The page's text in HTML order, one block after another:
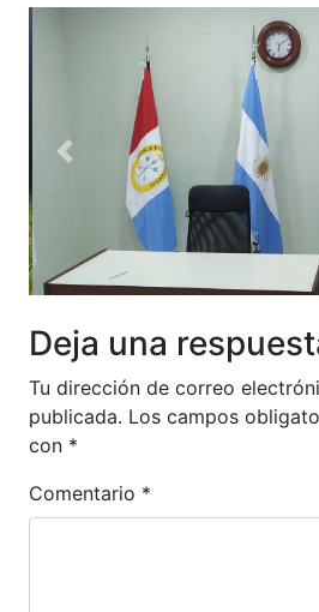
Anterior
Deja una respuesta